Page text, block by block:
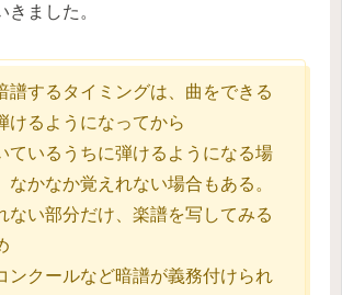
ました。
譜するタイミングは、曲をできる
けるようになってから
ているうちに弾けるようになる場
なかなか覚えれない場合もある。
ない部分だけ、楽譜を写してみる
ンクールなど暗譜が義務付けられ